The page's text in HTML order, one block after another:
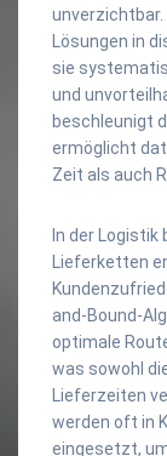
unverzichtbar.
Lösungen in
sie
und
beschleunigt
ermöglicht
Zeit als auch
In der
Lieferketten
and-Bound-
optimale
was sowohl
Lieferzeiten
werden oft in
eingesetzt,